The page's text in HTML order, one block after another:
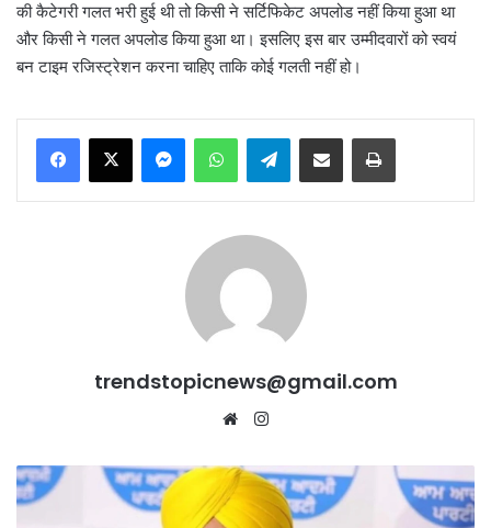
की कैटेगरी गलत भरी हुई थी तो किसी ने सर्टिफिकेट अपलोड नहीं किया हुआ था
और किसी ने गलत अपलोड किया हुआ था। इसलिए इस बार उम्मीदवारों को स्वयं
बन टाइम रजिस्ट्रेशन करना चाहिए ताकि कोई गलती नहीं हो।
MessengerWhatsAppTelegramShare via Email Print
trendstopicnews@gmail.com
Website
Punjab
में